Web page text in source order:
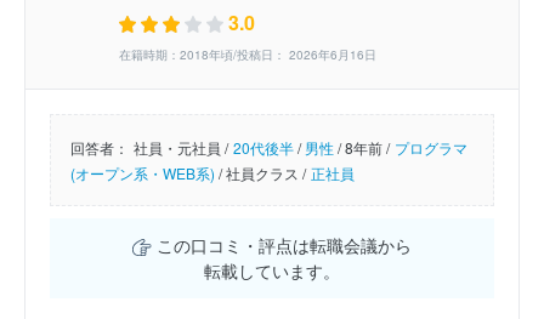
3.0
在籍時期：2018年頃/投稿日： 2026年6月16日
回答者： 社員・元社員 / 20代後半/男性/8年前 / プログラマ
(オープン系・WEB系) /社員クラス / 正社員
この口コミ・評点は転職会議から
転載しています。